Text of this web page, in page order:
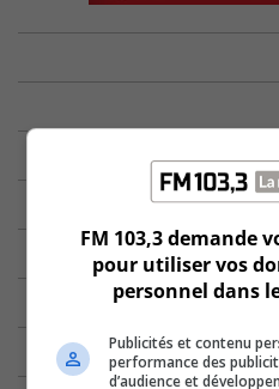
FM 103,3 demande
pour utiliser vos
personnel dans
Publicités et contenu
performance des
d’audience et